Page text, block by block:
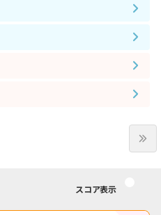
スコア表示